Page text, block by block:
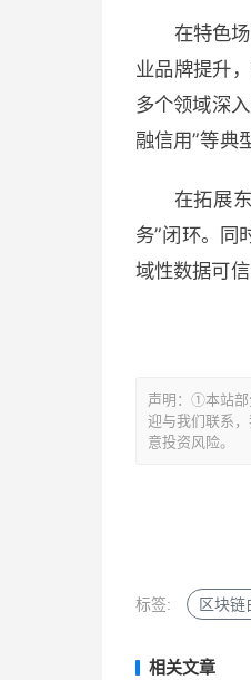
在特色
业品牌提升
多个领域深
融信用”等典
在拓展
务”闭环。同
域性数据可信
章
导
声明：①本站部
迎与我们联系
意投资风险。
标签: 区块链
相关文章